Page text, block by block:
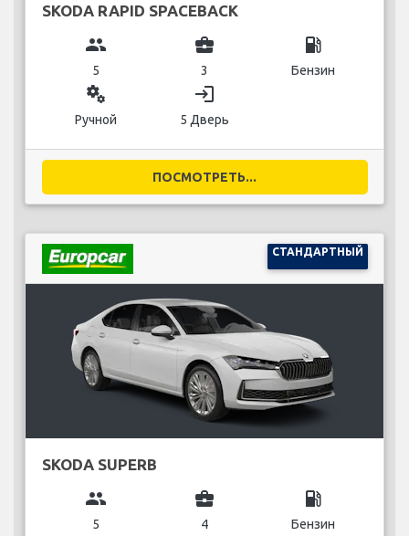
SKODA RAPID SPACEBACK
group
5
business_center
3
local_gas_station
Бензин
miscellaneous_services
Ручной
login
5 Дверь
ПОСМОТРЕТЬ...
СТАНДАРТНЫЙ
SKODA SUPERB
group
5
business_center
4
local_gas_station
Бензин